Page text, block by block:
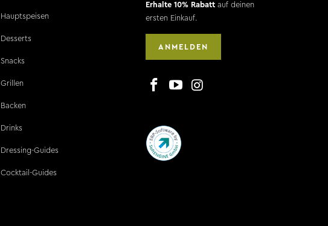
Hauptspeisen
Desserts
Snacks
Grillen
Backen
Drinks
Dressing-Guides
Cocktail-Guides
Erhalte 10% Rabatt auf deinen
ersten Einkauf.
ANMELDEN